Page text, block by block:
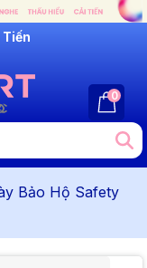
Tiến
0
Bảo Hộ Safety